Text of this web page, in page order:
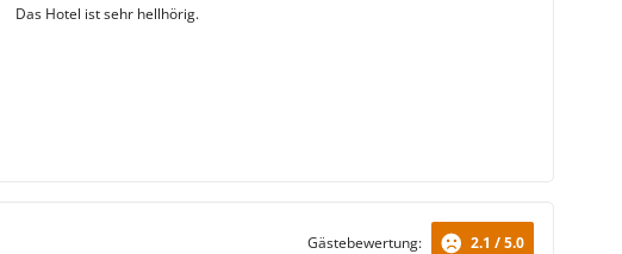
Das Hotel ist sehr hellhörig.
Gästebewertung: 2.1 / 5.0